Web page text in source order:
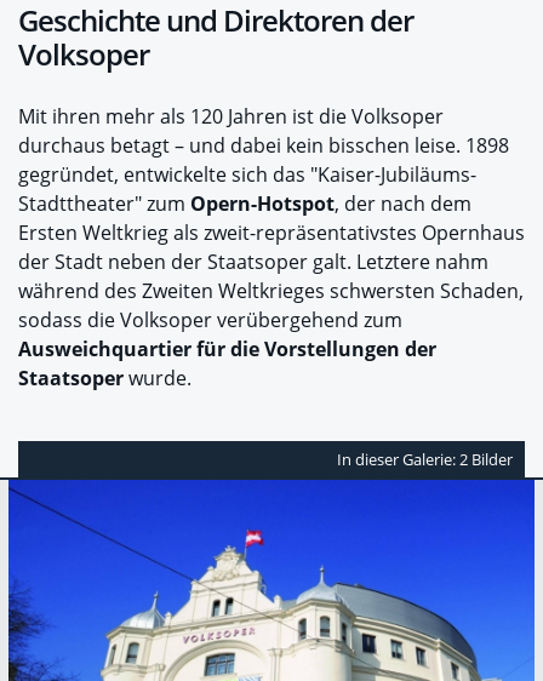
Geschichte und Direktoren der
Volksoper
Mit ihren mehr als 120 Jahren ist die Volksoper
durchaus betagt – und dabei kein bisschen leise. 1898
gegründet, entwickelte sich das "Kaiser-Jubiläums-
Stadttheater" zum Opern-Hotspot, der nach dem
Ersten Weltkrieg als zweit-repräsentativstes Opernhaus
der Stadt neben der Staatsoper galt. Letztere nahm
während des Zweiten Weltkrieges schwersten Schaden,
sodass die Volksoper verübergehend zum
Ausweichquartier für die Vorstellungen der
Staatsoperwurde.
In dieser Galerie: 2 Bilder